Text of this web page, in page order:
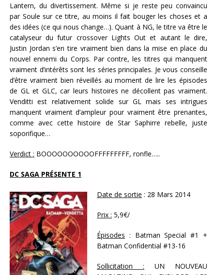
Lantern, du divertissement. Même si je reste peu convaincu
par Soule sur ce titre, au moins il fait bouger les choses et a
des idées (ce qui nous change…). Quant à NG, le titre va être le
catalyseur du futur crossover Lights Out et autant le dire,
Justin Jordan s’en tire vraiment bien dans la mise en place du
nouvel ennemi du Corps. Par contre, les titres qui manquent
vraiment d’intérêts sont les séries principales. Je vous conseille
d’être vraiment bien réveillés au moment de lire les épisodes
de GL et GLC, car leurs histoires ne décollent pas vraiment.
Venditti est relativement solide sur GL mais ses intrigues
manquent vraiment d’ampleur pour vraiment être prenantes,
comme avec cette histoire de Star Saphirre rebelle, juste
soporifique…
Verdict : BOOOOOOOOOOFFFFFFFFF, ronfle…..
DC SAGA PRÉSENTE 1
Date de sortie : 28 Mars 2014
Prix : 5,9€/
Épisodes : Batman Special #1 +
Batman Confidential #13-16
Sollicitation : UN NOUVEAU